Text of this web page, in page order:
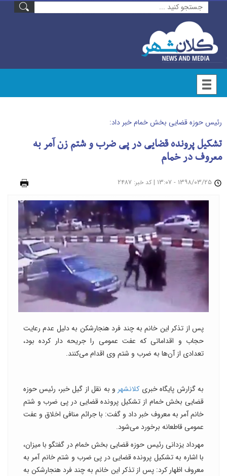
رئیس حوزه قضایی بخش خمام خبر داد:
تشکیل پرونده قضایی در پی ضرب و شتم زن آمر به
معروف در خمام
| کد خبر: ۲۴۸۷
پس از تذکر این خانم به چند فرد هنجارشکن به دلیل عدم رعایت
حجاب و اقداماتی که عفت عمومی را جریحه دار کرده بود،
تعدادی از آن‌ها به ضرب و شتم وی اقدام می‌کنند.
به گزارش پایگاه خبری کلانشهر و به نقل از گیل خبر، رئیس حوزه
قضایی بخش خمام از تشکیل پرونده قضایی در پی ضرب و شتم
خانم آمر به معروف خبر داد و گفت: با جرائم منافی اخلاق و عفت
عمومی قاطعانه برخورد می‌شود.
مهرداد یزدانی رئیس حوزه قضایی بخش خمام در گفتگو با میزان،
با اشاره به تشکیل پرونده قضایی در پی ضرب و شتم خانم آمر به
معروف اظهار کرد: پس از تذکر این خانم به چند فرد هنجارشکن به